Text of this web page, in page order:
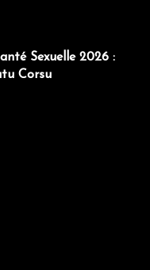
Sexuelle 2026 :
Corsu